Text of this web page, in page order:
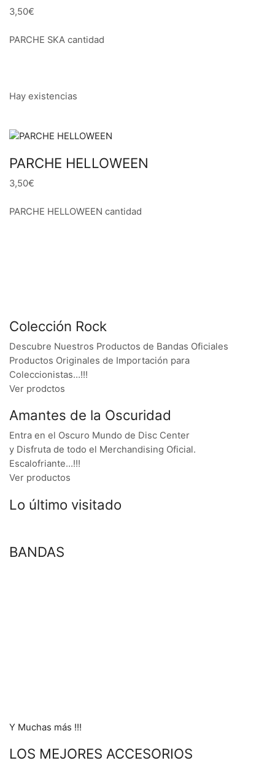
3,50€
PARCHE SKA cantidad
Hay existencias
PARCHE HELLOWEEN
3,50€
PARCHE HELLOWEEN cantidad
Colección Rock
Descubre Nuestros Productos de Bandas Oficiales
Productos Originales de Importación para
Coleccionistas…!!!
Ver prodctos
Amantes de la Oscuridad
Entra en el Oscuro Mundo de Disc Center
y Disfruta de todo el Merchandising Oficial.
Escalofriante…!!!
Ver productos
Lo último visitado
BANDAS
Y Muchas más !!!
LOS MEJORES ACCESORIOS